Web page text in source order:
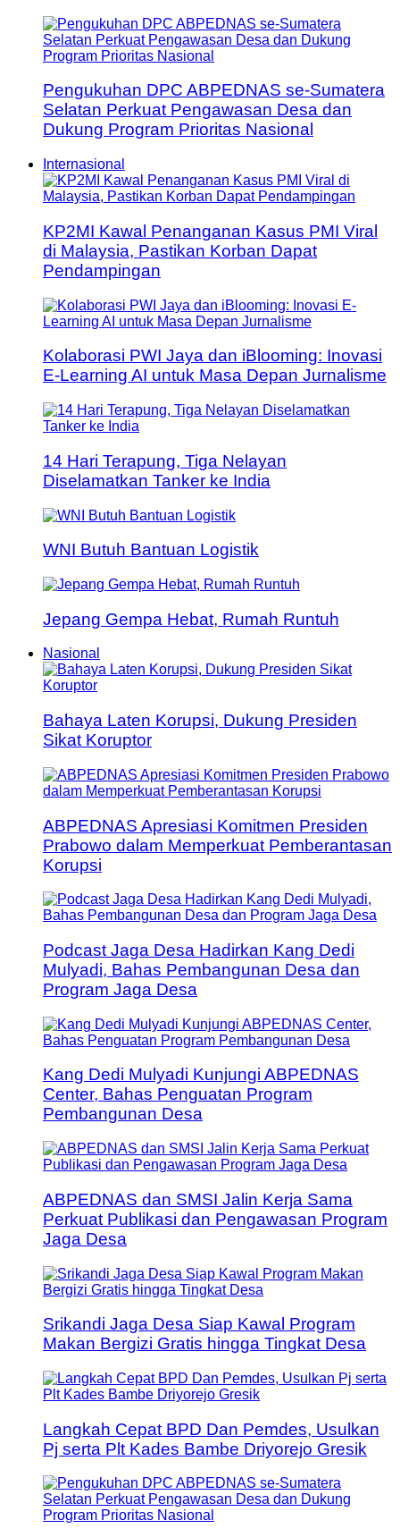
Pengukuhan DPC ABPEDNAS se-Sumatera
Selatan Perkuat Pengawasan Desa dan
Dukung Program Prioritas Nasional
Internasional
KP2MI Kawal Penanganan Kasus PMI Viral
di Malaysia, Pastikan Korban Dapat
Pendampingan
Kolaborasi PWI Jaya dan iBlooming: Inovasi
E-Learning AI untuk Masa Depan Jurnalisme
14 Hari Terapung, Tiga Nelayan
Diselamatkan Tanker ke India
WNI Butuh Bantuan Logistik
Jepang Gempa Hebat, Rumah Runtuh
Nasional
Bahaya Laten Korupsi, Dukung Presiden
Sikat Koruptor
ABPEDNAS Apresiasi Komitmen Presiden
Prabowo dalam Memperkuat Pemberantasan
Korupsi
Podcast Jaga Desa Hadirkan Kang Dedi
Mulyadi, Bahas Pembangunan Desa dan
Program Jaga Desa
Kang Dedi Mulyadi Kunjungi ABPEDNAS
Center, Bahas Penguatan Program
Pembangunan Desa
ABPEDNAS dan SMSI Jalin Kerja Sama
Perkuat Publikasi dan Pengawasan Program
Jaga Desa
Srikandi Jaga Desa Siap Kawal Program
Makan Bergizi Gratis hingga Tingkat Desa
Langkah Cepat BPD Dan Pemdes, Usulkan
Pj serta Plt Kades Bambe Driyorejo Gresik